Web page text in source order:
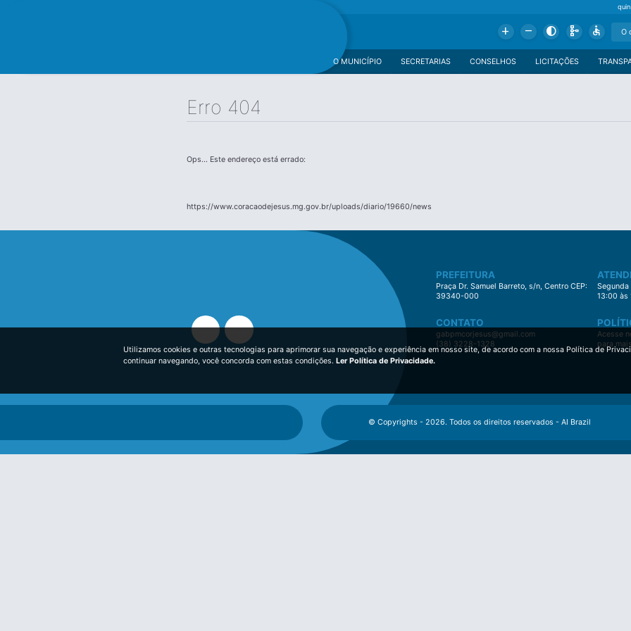
Add Remove Contrast Schema Accessible
LICITAÇÕES
CONSELHOS
SECRETARIAS
O MUNICÍPIO
Erro 404
Ops... Este endereço está errado:
https://www.coracaodejesus.mg.gov.br/uploads/diario/19660/news
PREFEITURA
Praça Dr. Samuel Barreto, s/n, Centro CEP:
39340-000
Segunda
13:00 às
CONTATO
gabpmcorjesus@gmail.com
(38) 3228-1328
Acesse
para
© Copyrights - 2026. Todos os direitos reservados - AI Brazil
Utilizamos cookies e outras tecnologias para aprimorar sua navegação e experiência em nosso site, de acordo com a nossa Política de
continuar navegando, você concorda com estas condições. Ler Política de Privacidade.